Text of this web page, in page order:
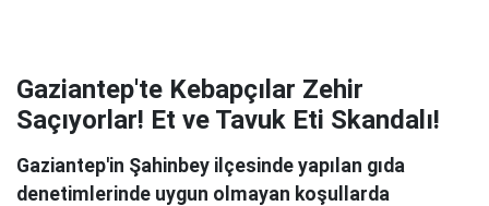
Gaziantep'te Kebapçılar Zehir
Saçıyorlar! Et ve Tavuk Eti Skandalı!
Gaziantep'in Şahinbey ilçesinde yapılan gıda
denetimlerinde uygun olmayan koşullarda